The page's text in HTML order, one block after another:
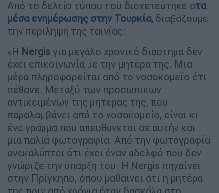
Από το δελτίο τύπου που διοχετεύτηκε στα
μέσα ενημέρωσης στην Τουρκία, διαβάζουμε
την περίληψη της ταινίας:
«Η Nergis για μεγάλο χρονικό διάστημα δεν
έχει επικοινωνία με την μητέρα της. Μια
μέρα πληροφορείται από το νοσοκομείο ότι
πέθανε. Μεταξύ των προσωπικών
αντικειμένων της μητέρας της, που
παραλαμβάνει από το νοσοκομείο, είναι κι
ένα γράμμα που απευθύνεται σε αυτήν και
μια παλιά φωτογραφία. Από την φωτογραφία
ανακαλύπτει ότι έχει έναν αδελφό που δεν
γνώριζε την ύπαρξη του. Η Nergis πηγαίνει
στην Πρίγκηπο, όπου μαθαίνει ότι η μητέρα